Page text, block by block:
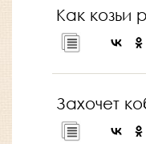
Как козьи
Захочет